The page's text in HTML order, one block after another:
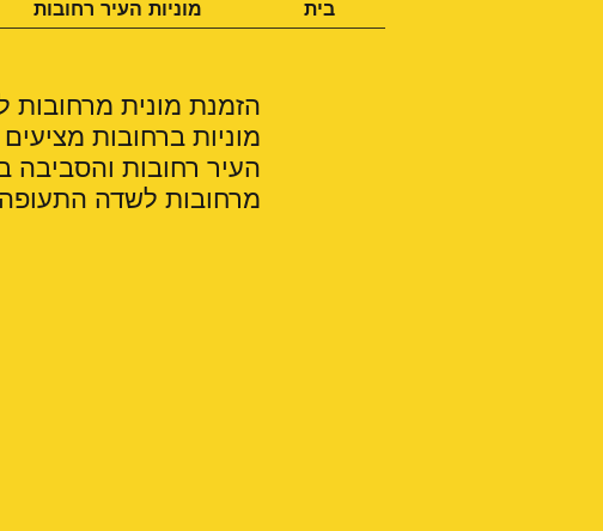
בית מוניות העיר רחובות
הזמנת מונית מרחובות
מוניות ברחובות
העיר רחובות והסביבה
מרחובות לשדה התעופה